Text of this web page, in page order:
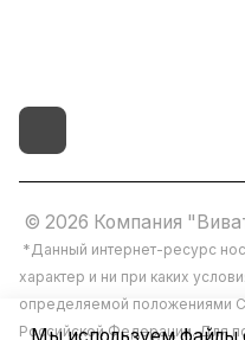
© 2026 Компания
*Данный интернет-ресурс
характер и ни при каких
определяемой положениями
Российской Федерации. Для